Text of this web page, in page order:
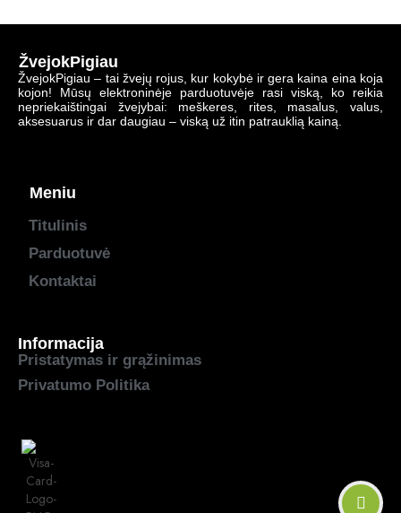
ŽvejokPigiau
ŽvejokPigiau – tai žvejų rojus, kur kokybė ir gera kaina eina koja
kojon! Mūsų elektroninėje parduotuvėje rasi viską, ko reikia
nepriekaištingai žvejybai: meškeres, rites, masalus, valus,
aksesuarus ir dar daugiau – viską už itin patrauklią kainą.
Meniu
Titulinis
Parduotuvė
Kontaktai
Informacija
Pristatymas ir grąžinimas
Privatumo Politika